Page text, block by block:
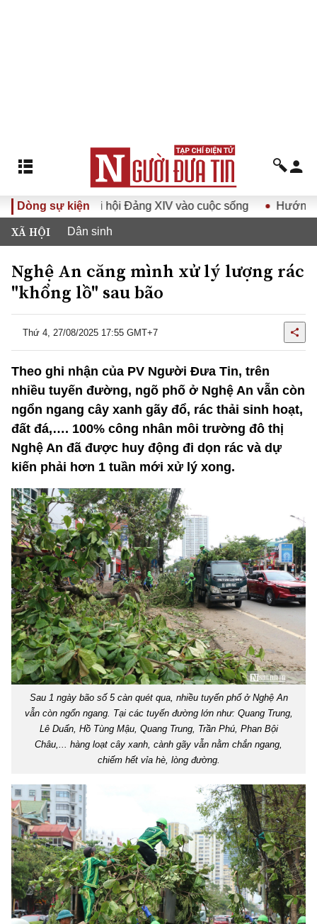
Dòng sự kiện
Đại hội Đảng XIV vào cuộc sống Hướng tới Đại hội đại
XÃ HỘI Dân sinh
Nghệ An căng mình xử lý lượng rác
"khổng lồ" sau bão
Thứ 4, 27/08/2025 17:55 GMT+7
Theo ghi nhận của PV Người Đưa Tin, trên
nhiều tuyến đường, ngõ phố ở Nghệ An vẫn còn
ngổn ngang cây xanh gãy đổ, rác thải sinh hoạt,
đất đá,…. 100% công nhân môi trường đô thị
Nghệ An đã được huy động đi dọn rác và dự
kiến phải hơn 1 tuần mới xử lý xong.
Sau 1 ngày bão số 5 càn quét qua, nhiều tuyến phố ở Nghệ An
vẫn còn ngổn ngang. Tại các tuyến đường lớn như: Quang Trung,
Lê Duẩn, Hồ Tùng Mậu, Quang Trung, Trần Phú, Phan Bội
Châu,... hàng loạt cây xanh, cành gãy vẫn nằm chắn ngang,
chiếm hết vỉa hè, lòng đường.